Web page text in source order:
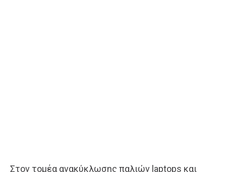
Στον τομέα ανακύκλωσης παλιών laptops και